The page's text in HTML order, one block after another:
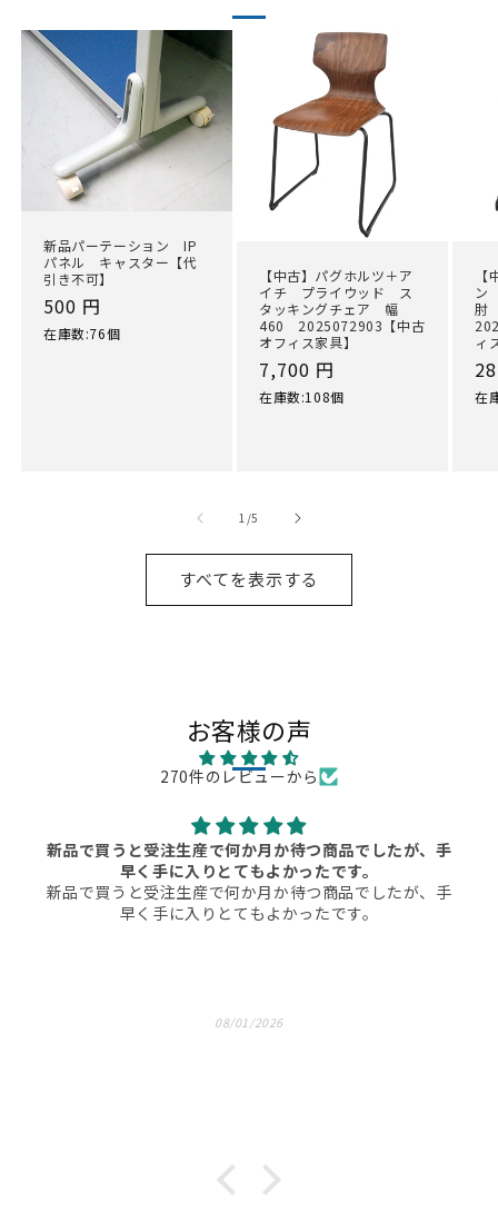
新品パーテーション IP
パネル キャスター【代
引き不可】
通
常
500 円
在庫数:76個
【中古】パグホルツ＋ア
イチ プライウッド ス
タッキングチェア 幅
460 2025072903【中古
オフィス家具】
通
常
7,700 円
在庫数:108個
ン
肘
ィ
通
常
在
1 /の
5
すべてを表示する
お客様の声
270件のレビューから
新品で買うと受注生産で何か月か待つ商品でしたが、手
早く手に入りとてもよかったです。
新品で買うと受注生産で何か月か待つ商品でしたが、手
早く手に入りとてもよかったです。
08/01/2026